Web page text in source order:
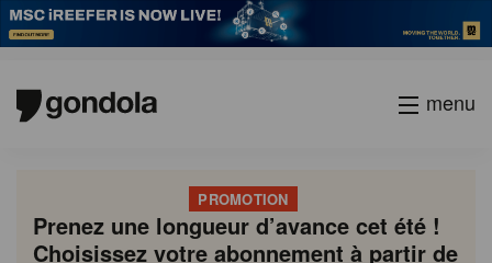
menu
PROMOTION
Prenez une longueur d’avance cet été !
Choisissez votre abonnement à partir de